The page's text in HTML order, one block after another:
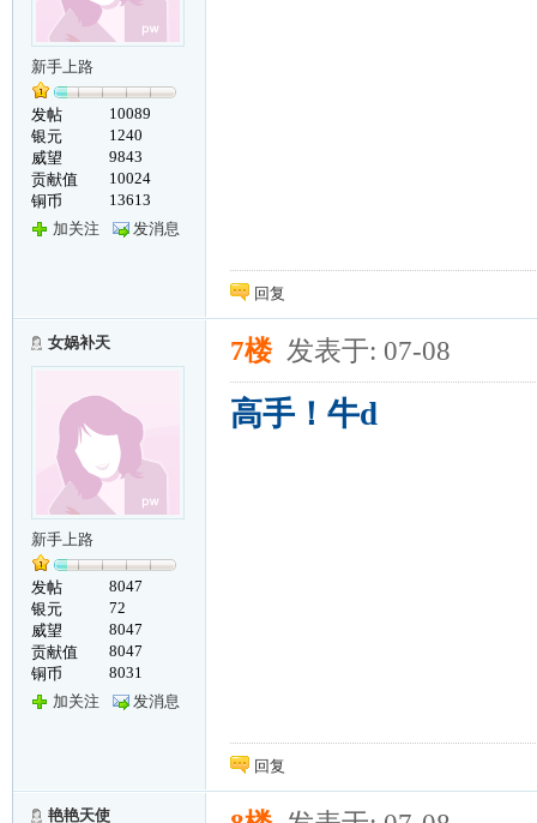
新手上路
发帖
10089
银元
1240
威望
9843
贡献值
10024
铜币
13613
加关注
发消息
回复
女娲补天
新手上路
发帖
8047
银元
72
威望
8047
贡献值
8047
铜币
8031
加关注
发消息
7楼 发表于: 07-08
高手！牛d
回复
艳艳天使